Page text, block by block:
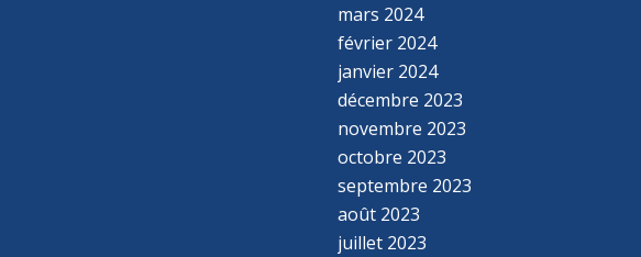
mars 2024
février 2024
janvier 2024
décembre 2023
novembre 2023
octobre 2023
septembre 2023
août 2023
juillet 2023